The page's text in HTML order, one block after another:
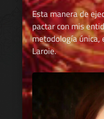
Esta manera de
pactar con mis
metodología única,
Laroie.